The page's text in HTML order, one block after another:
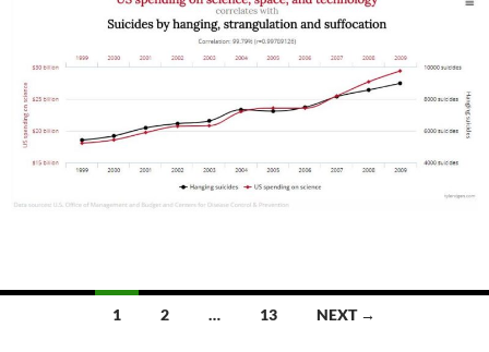
1 2 … 13 NEXT →